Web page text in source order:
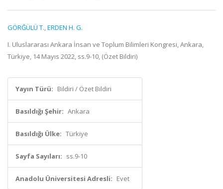
GÖRĞÜLÜ T.,ERDEN H. G.
I. Uluslararası Ankara İnsan ve Toplum Bilimleri Kongresi, Ankara,
Türkiye, 14 Mayıs 2022, ss.9-10, (Özet Bildiri)
Yayın Türü: Bildiri / Özet Bildiri
Basıldığı Şehir: Ankara
Basıldığı Ülke: Türkiye
Sayfa Sayıları: ss.9-10
Anadolu Üniversitesi Adresli: Evet